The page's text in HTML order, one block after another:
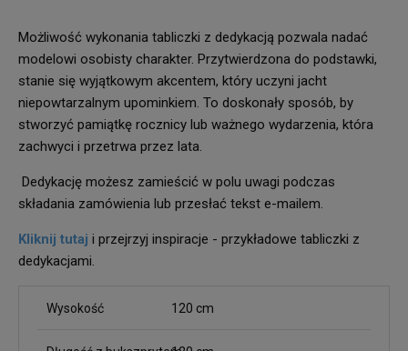
Możliwość wykonania tabliczki z dedykacją pozwala nadać
modelowi osobisty charakter. Przytwierdzona do podstawki,
stanie się wyjątkowym akcentem, który uczyni jacht
niepowtarzalnym upominkiem. To doskonały sposób, by
stworzyć pamiątkę rocznicy lub ważnego wydarzenia, która
zachwyci i przetrwa przez lata.
Dedykację możesz zamieścić w polu uwagi podczas
składania zamówienia lub przesłać tekst e-mailem.
Kliknij tutaj i przejrzyj inspiracje - przykładowe tabliczki z
dedykacjami.
Wysokość 120 cm